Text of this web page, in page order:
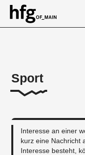
Über
Sport
Interesse an einer
kurz eine Nachricht
Interesse besteht,